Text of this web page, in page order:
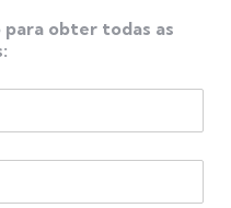
obter todas as